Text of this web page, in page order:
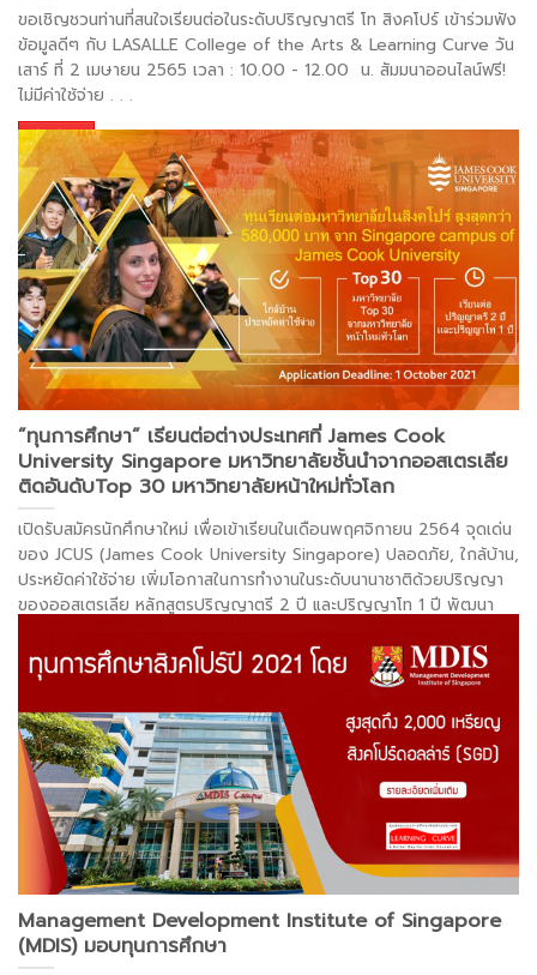
ขอเชิญชวนท่านที่สนใจเรียนต่อในระดับปริญญาตรี โท สิงคโปร์ เข้าร่วมฟัง
ข้อมูลดีๆ กับ LASALLE College of the Arts & Learning Curve วัน
เสาร์ ที่ 2 เมษายน 2565 เวลา : 10.00 - 12.00 น. สัมมนาออนไลน์ฟรี!
ไม่มีค่าใช้จ่าย . . .
อ่านต่อ >
”ทุนการศึกษา” เรียนต่อต่างประเทศที่ James Cook
University Singapore มหาวิทยาลัยชั้นนำจากออสเตรเลีย
ติดอันดับTop 30 มหาวิทยาลัยหน้าใหม่ทั่วโลก
เปิดรับสมัครนักศึกษาใหม่ เพื่อเข้าเรียนในเดือนพฤศจิกายน 2564 จุดเด่น
ของ JCUS (James Cook University Singapore) ปลอดภัย, ใกล้บ้าน,
ประหยัดค่าใช้จ่าย เพิ่มโอกาสในการทำงานในระดับนานาชาติด้วยปริญญา
ของออสเตรเลีย หลักสูตรปริญญาตรี 2 ปี และปริญญาโท 1 ปี พัฒนา
ธุรกิจในเอเชีย มีหลักสูตรเตรียมพร้อมพื้นฐานภาษาและวิชาการทุกระดับ
อ่านต่อ >
Management Development Institute of Singapore
(MDIS) มอบทุนการศึกษา